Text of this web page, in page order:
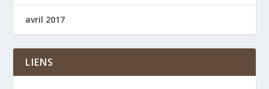
avril 2017
LIENS